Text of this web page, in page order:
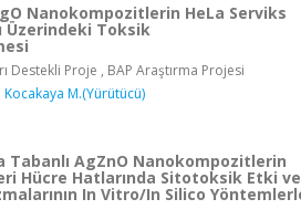
Nanokompozitlerin HeLa Serviks
Üzerindeki Toksik
Destekli Proje , BAP Araştırma Projesi
Kocakaya M.(Yürütücü)
Tabanlı AgZnO Nanokompozitlerin
Hücre Hatlarında Sitotoksik Etki ve
In Vitro/In Silico